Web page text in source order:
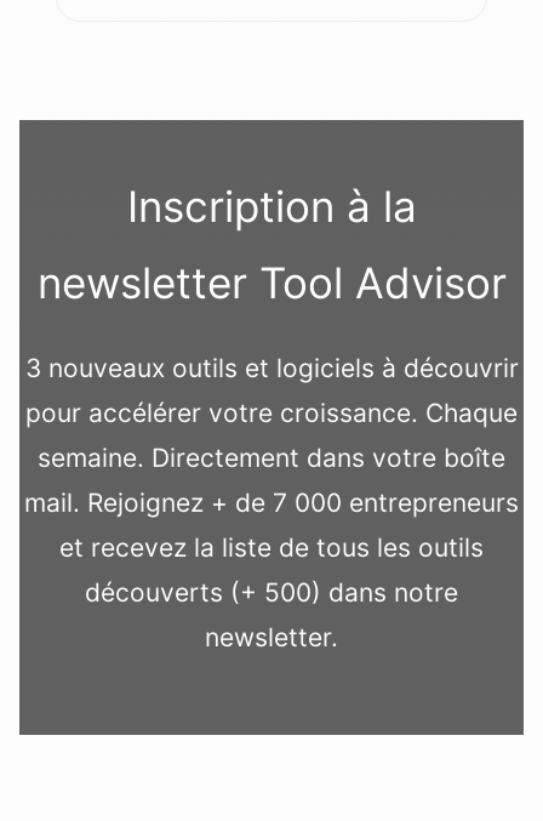
Inscription à la
newsletter Tool Advisor
3 nouveaux outils et logiciels à découvrir
pour accélérer votre croissance. Chaque
semaine. Directement dans votre boîte
mail. Rejoignez + de 7 000 entrepreneurs
et recevez la liste de tous les outils
découverts (+ 500) dans notre
newsletter.